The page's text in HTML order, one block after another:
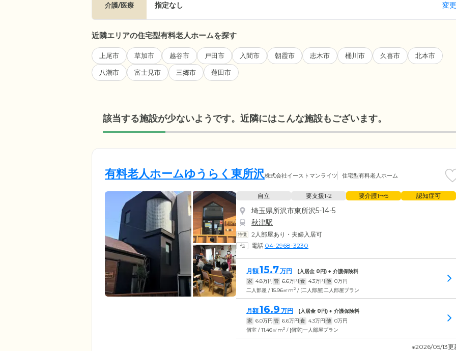
介護/医療 指定なし 変更
近隣エリアの住宅型有料老人ホームを探す
上尾市 草加市 越谷市 戸田市 入間市 朝霞市 志木市 桶川市 久喜市 北本市
八潮市 富士見市 三郷市 蓮田市
該当する施設が少ないようです。近隣にはこんな施設もございます。
有料老人ホームゆうらく東所沢株式会社イーストマンライツ 住宅型有料老人ホーム
自立 要支援1•2 要介護1〜5 認知症可
埼玉県所沢市東所沢5-14-5
秋津駅
2人部屋あり・夫婦入居可
電話 04-2968-3230
月額15.7万円 (入居金 0円) + 介護保険料
家 4.8万円 管 6.6万円 食 4.3万円 他 0万円
二人部屋 / 15.96㎡m2 / [二人部屋]二人部屋プラン
月額16.9 万円 (入居金 0円) + 介護保険料
家 6.0万円 管 6.6万円 食 4.3万円 他 0万円
個室 / 11.46㎡m2 / [個室]一人部屋プラン
※2026/05/13更